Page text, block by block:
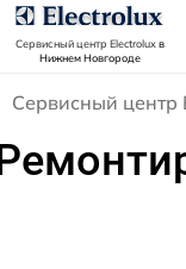
Сервисный центр Electroluxв
Нижнем Новгороде
Сервисный центр